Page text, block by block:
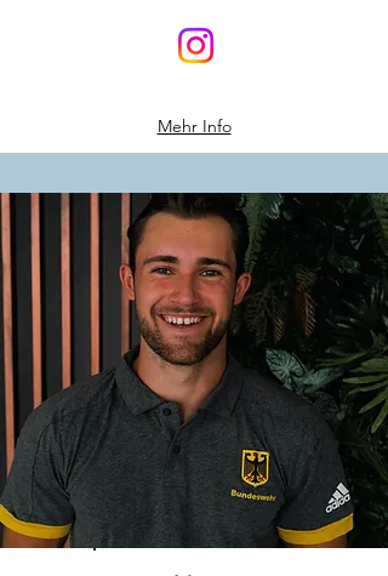
Mehr Info